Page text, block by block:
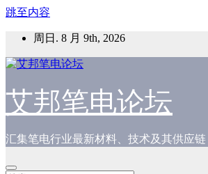
跳至内容
周日. 8 月 9th, 2026
艾邦笔电论坛
汇集笔电行业最新材料、技术及其供应链